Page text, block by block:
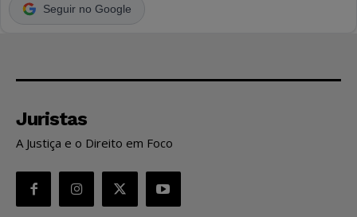
Seguir no Google
Juristas
A Justiça e o Direito em Foco